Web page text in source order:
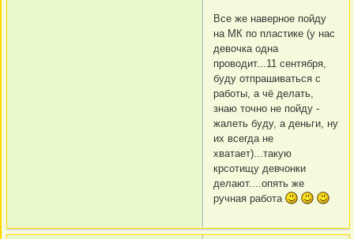
Все же наверное пойду
на МК по пластике (у нас
девочка одна
проводит...11 сентября,
буду отпрашиваться с
работы, а чё делать,
знаю точно не пойду -
жалеть буду, а деньги, ну
их всегда не
хватает)...такую
крсотищу девчонки
делают....опять же
ручная работа